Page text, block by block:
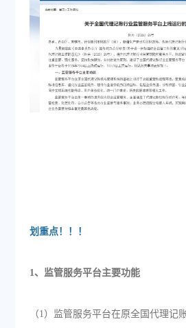
划重点！！！
1、监管服务平台主要功能
（1）监管服务平台在原全国代理记